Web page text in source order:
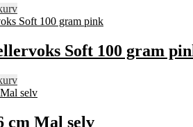
Soft 100 gram
cm Mal selv